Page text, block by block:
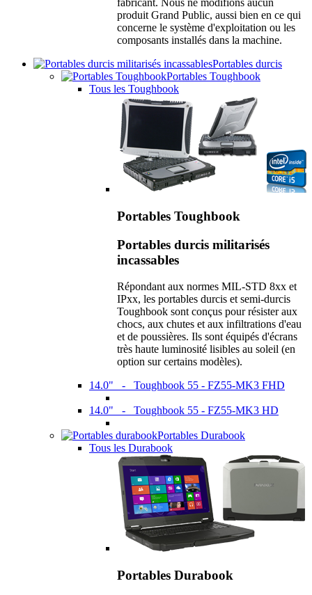
fabricant. Nous ne modifions aucun
produit Grand Public, aussi bien en ce qui
concerne le système d'exploitation ou les
composants installés dans la machine.
Portables durcis
Portables Toughbook
Tous les Toughbook
Portables Toughbook
Portables durcis militarisés
incassables
Répondant aux normes MIL-STD 8xx et
IPxx, les portables durcis et semi-durcis
Toughbook sont conçus pour résister aux
chocs, aux chutes et aux infiltrations d'eau
et de poussières. Ils sont équipés d'écrans
très haute luminosité lisibles au soleil (en
option sur certains modèles).
14.0" - Toughbook 55 - FZ55-MK3 FHD
14.0" - Toughbook 55 - FZ55-MK3 HD
Portables Durabook
Tous les Durabook
Portables Durabook